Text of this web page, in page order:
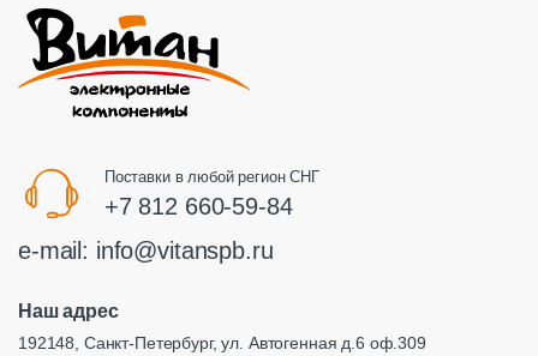
Поставки в любой регион СНГ
+7 812 660-59-84
e-mail: info@vitanspb.ru
Наш адрес
192148, Санкт-Петербург, ул. Автогенная д.6 оф.309